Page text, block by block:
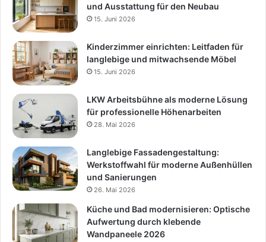
und Ausstattung für den Neubau
15. Juni 2026
Kinderzimmer einrichten: Leitfaden für
langlebige und mitwachsende Möbel
15. Juni 2026
LKW Arbeitsbühne als moderne Lösung
für professionelle Höhenarbeiten
28. Mai 2026
Langlebige Fassadengestaltung:
Werkstoffwahl für moderne Außenhüllen
und Sanierungen
26. Mai 2026
Küche und Bad modernisieren: Optische
Aufwertung durch klebende
Wandpaneele 2026